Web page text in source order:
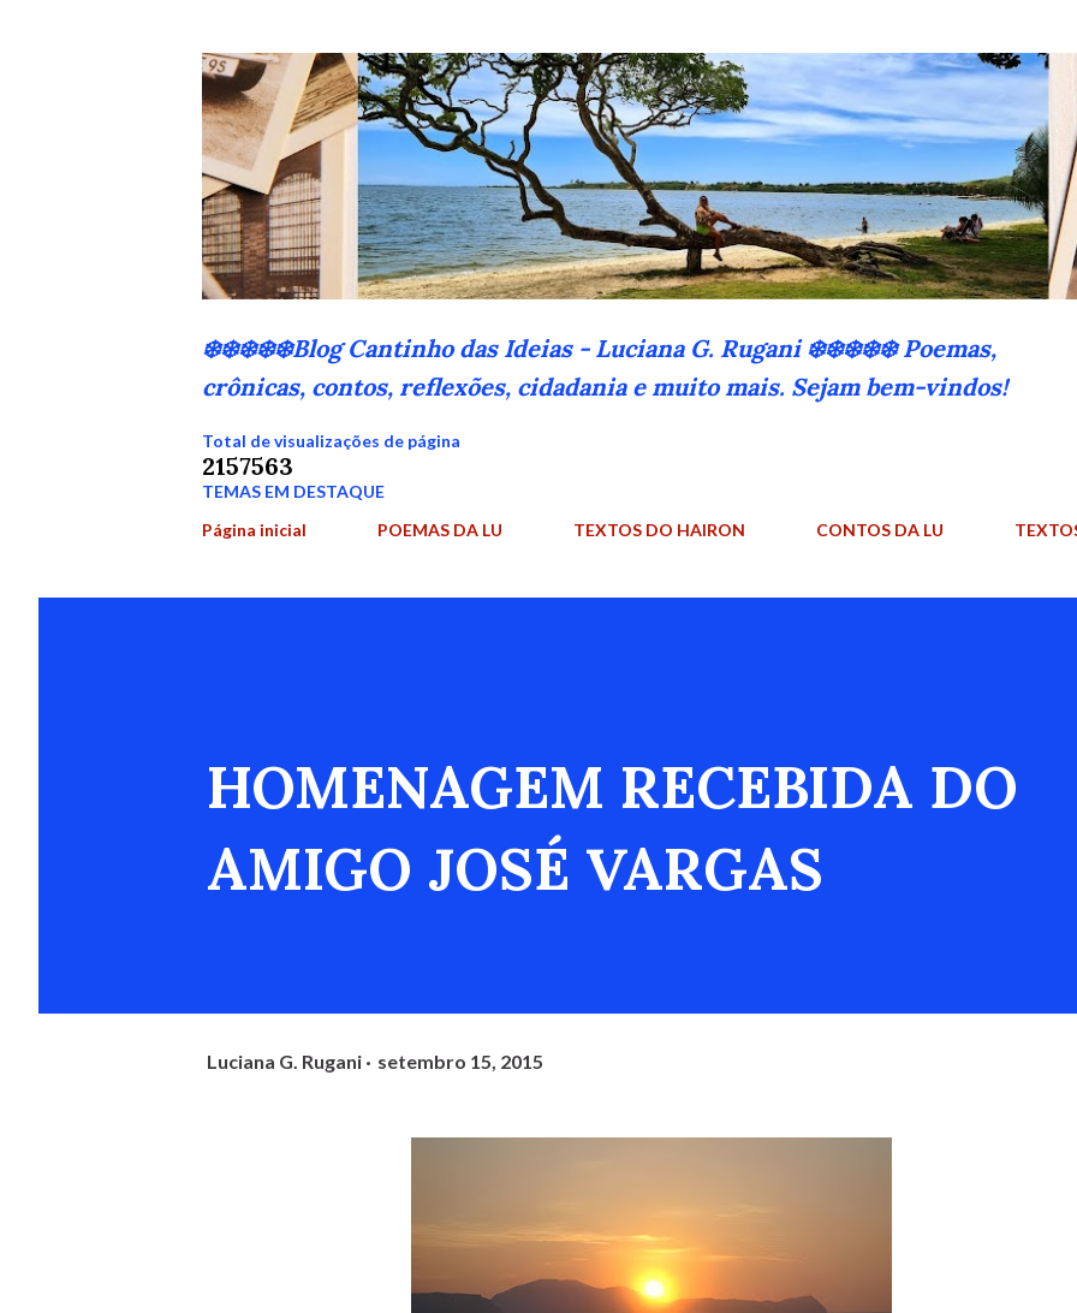
❄️❄️❄️❄️❄️Blog Cantinho das Ideias - Luciana G. Rugani ❄️❄️❄️❄️❄️ Poemas,
crônicas, contos, reflexões, cidadania e muito mais. Sejam bem-vindos!
Total de visualizações de página
2157563
TEMAS EM DESTAQUE
Página inicial
POEMAS DA LU TEXTOS DO HAIRON CONTOS DA LU
HOMENAGEM RECEBIDA DO
AMIGO JOSÉ VARGAS
Luciana G. Rugani setembro 15, 2015